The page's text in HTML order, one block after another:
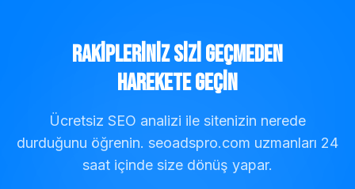
Rakipleriniz Sizi Geçmeden
Harekete Geçin
Ücretsiz SEO analizi ile sitenizin nerede
durduğunu öğrenin. seoadspro.com uzmanları 24
saat içinde size dönüş yapar.